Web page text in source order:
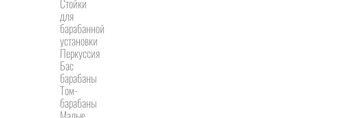
Стойки
для
барабанной
установки
Перкуссия
Бас
барабаны
Том-
барабаны